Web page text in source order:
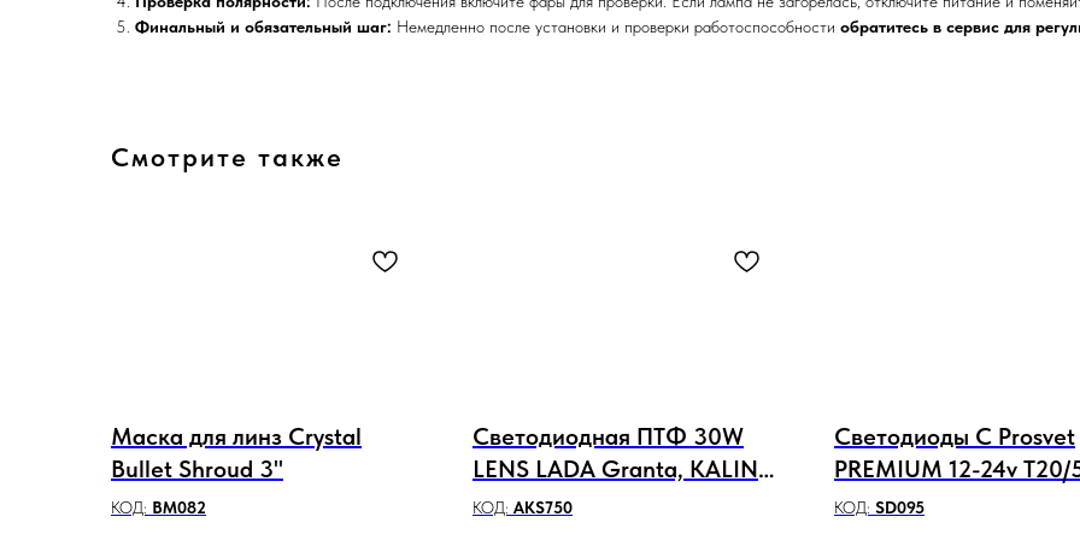
Финальный и обязательный шаг: Немедленно после установки и проверки работоспособности обратитесь в сервис для
Смотрите также
Маска для линз Crystal
Bullet Shroud 3"
КОД: BM082
Светодиодная ПТФ 30W
LENS LADA Granta, KALINA,
Largus 1,8" КОМПЛЕКТ
КОД: AKS750
Светодиоды C Prosvet
PREMIUM 12-24v T20/
72SMD 3030 10/2.7W
КОД: SD095